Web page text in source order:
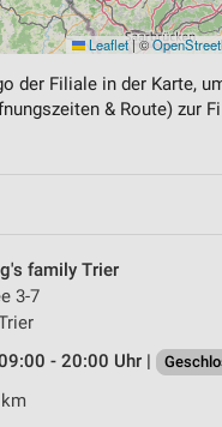
Leaflet|©
der Filiale in der Karte,
& Route) zur
family Trier
3-7
- 20:00 Uhr |